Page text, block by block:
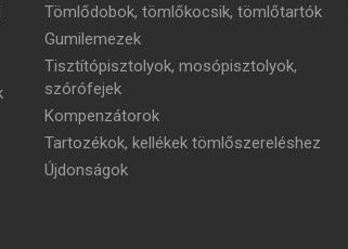
Tömlődobok, tömlőkocsik, tömlőtartók
Gumilemezek
Tisztítópisztolyok, mosópisztolyok,
szórófejek
Kompenzátorok
Tartozékok, kellékek tömlőszereléshez
Újdonságok